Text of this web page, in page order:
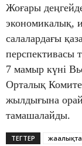
Жоғары
экономикалық,
салалардағы
перспективасы
7 мамыр күні
Орталық
жылдығына орай
тамашалайды.
ТЕГТЕР